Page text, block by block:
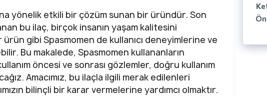
yönelik etkili bir çözüm sunan bir üründür. Son
bu ilaç, birçok insanın yaşam kalitesini
ürün gibi Spasmomen de kullanıcı deneyimlerine ve
Bu makalede, Spasmomen kullananların
öncesi ve sonrası gözlemler, doğru kullanım
Amacımız, bu ilaçla ilgili merak edilenleri
bilinçli bir karar vermelerine yardımcı olmaktır.